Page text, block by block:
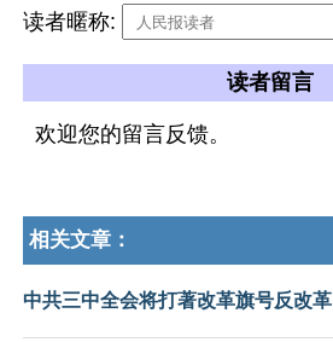
读者暱称:
读者留言
欢迎您的留言反馈。
相关文章：
中共三中全会将打著改革旗号反改革